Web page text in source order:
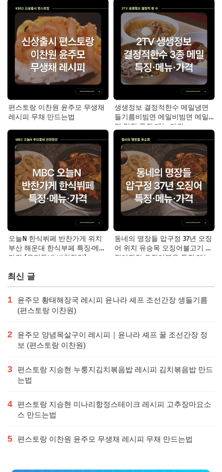
편스토랑 이찬원 윤주모 무생채
레시피 무채 만드는법
생생정보 결정적한수 메밀냉면
들기름비빔면 메밀비빔면 메밀
면 맛집 특징·메뉴·가격
오늘N 한식뷔페 반찬가게 위치
부산 해운대 한식부페 특징·메뉴·
가격 (우리동네 반찬장인)
동네의 명장들 압구정 37년 오징
어 위치 유승목 오징어불고기 오
징어튀김 오징어볶음 특징·메뉴·
최신 글
1
윤주모 황태해장국 레시피 윤나라 셰프 조선간장 생들기름
(편스토랑 이찬원)
2
윤주모 양념목살구이 레시피｜윤나라 셰프 꿀 조선간장 정
보 (편스토랑 이찬원)
3
편스토랑 지승현 누룽지김치볶음밥 레시피 김치볶음밥 만드
는법
4
편스토랑 지승현 미나리항정스테이크 레시피 고추장마요소
스 만드는법
5 편스토랑 이찬원 윤주모 무생채 레시피 무채 만드는법